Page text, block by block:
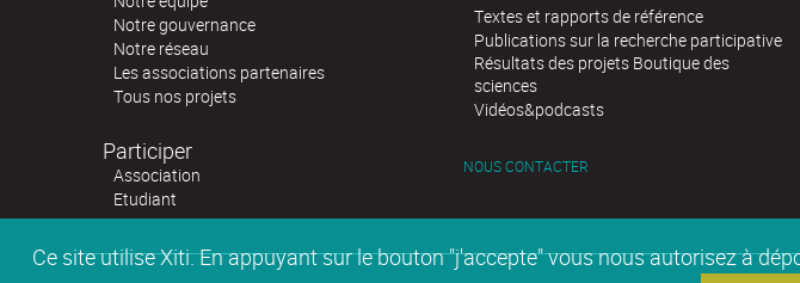
Ce site utilise Xiti. En appuyant sur le bouton "j'accepte" vous nous autorisez à
Notre gouvernance
Notre réseau
Les associations partenaires
Tous nos projets
Participer
Association
Etudiant
Textes et rapports de référence
Publications sur la recherche participative
Résultats des projets Boutique des
sciences
Vidéos&podcasts
NOUS CONTACTER